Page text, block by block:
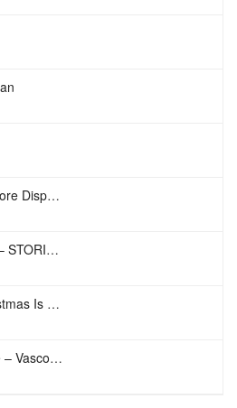
Achille Lauro – Amore Disperato
Tananai, Annalisa – STORIE BREVI
All I Want For Christmas Is You – Mariah Carey
Come Nelle Favole – Vasco Rossi